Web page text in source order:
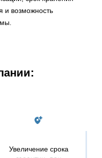
и возможность
Увеличение срока